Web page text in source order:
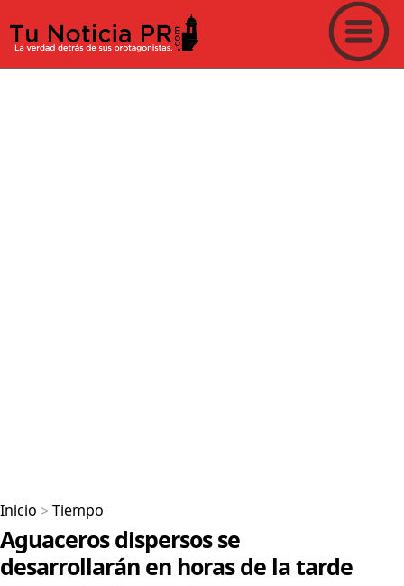
Inicio > Tiempo
Aguaceros dispersos se
desarrollarán en horas de la tarde